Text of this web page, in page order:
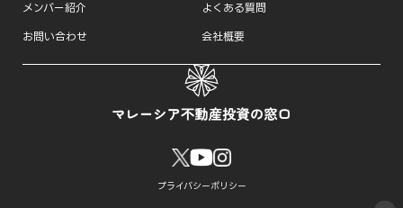
メンバー紹介 よくある質問
お問い合わせ 会社概要
プライバシーポリシー